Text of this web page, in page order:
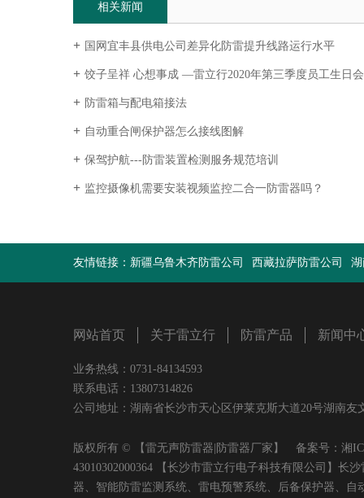
相关新闻
国网宜丰县供电公司差异化防雷提升线路运行水平
饺子呈祥 心想事成 —雷立行2020年第三季度员工生日会
防雷箱与配电箱接法
自动重合闸保护器怎么接线图解
保驾护航---防雷装置检测服务规范培训
监控摄像机需要安装视频监控二合一防雷器吗？
友情链接： 新疆乌鲁木齐防雷公司 西藏拉萨防雷公司
网站首页 关于雷立行 防雷产品 新闻中
业务热线：0731-84134593
联系电话：13807314826
公司地址：湖南省长沙市天心区伊莱克斯大道20号湖南
版权所有 © 【雷无声防雷器|防雷器厂家】 备案号： 湘
43010302000364 【长沙市雷立行电子科技有限公司】长
器、智能防雷监测系统、雷电预警系统、后备保护器、